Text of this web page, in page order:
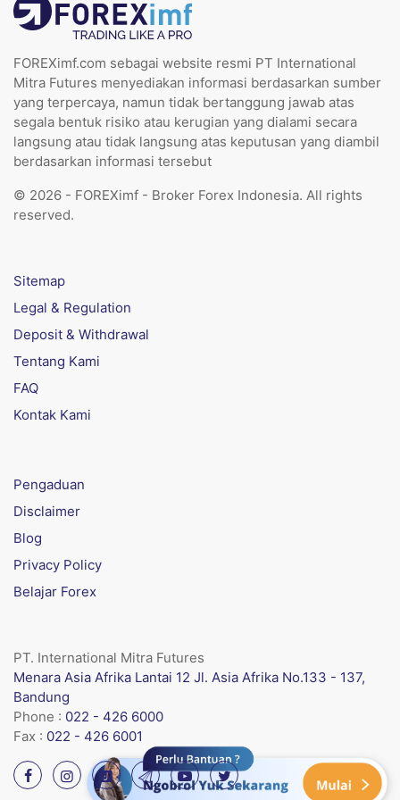
FOREXimf.com sebagai website resmi PT International
Mitra Futures menyediakan informasi berdasarkan sumber
yang terpercaya, namun tidak bertanggung jawab atas
segala bentuk risiko atau kerugian yang dialami secara
langsung atau tidak langsung atas keputusan yang diambil
berdasarkan informasi tersebut
© 2026 - FOREXimf - Broker Forex Indonesia. All rights
reserved.
Sitemap
Legal & Regulation
Deposit & Withdrawal
Tentang Kami
FAQ
Kontak Kami
Pengaduan
Disclaimer
Blog
Privacy Policy
Belajar Forex
PT. International Mitra Futures
Menara Asia Afrika Lantai 12 Jl. Asia Afrika No.133 - 137,
Bandung
Phone : 022 - 426 6000
Fax : 022 - 426 6001